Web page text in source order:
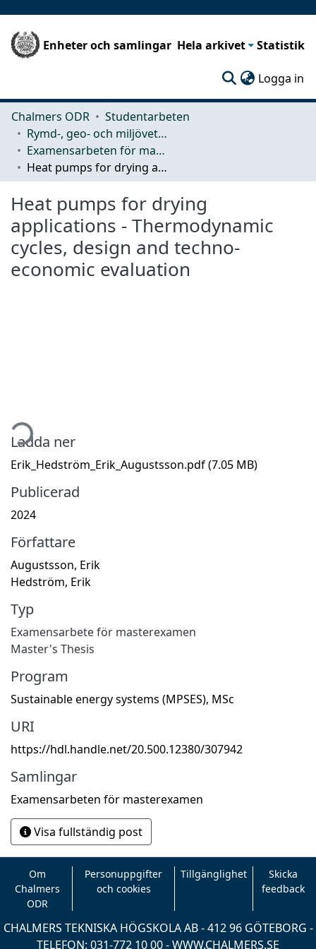
Enheter och samlingar Hela arkivet Statistik
Logga in
Chalmers ODR
Studentarbeten
Rymd-, geo- och miljövetenskap (SEE)
Examensarbeten för masterexamen
Heat pumps for drying applications - Thermodynamic cycles, design and techno-economic evaluation
Heat pumps for drying
applications - Thermodynamic
cycles, design and techno-
economic evaluation
Ladda ner
Erik_Hedström_Erik_Augustsson.pdf(7.05 MB)
Publicerad
2024
Författare
Augustsson, Erik
Hedström, Erik
Typ
Examensarbete för masterexamen
Master's Thesis
Program
Sustainable energy systems (MPSES), MSc
URI
https://hdl.handle.net/20.500.12380/307942
Samlingar
Examensarbeten för masterexamen
Visa fullständig post
Om
Chalmers
ODR
Personuppgifter
och cookies
Tillgänglighet
Skicka
feedback
CHALMERS TEKNISKA HÖGSKOLA AB - 412 96 GÖTEBORG -
TELEFON: 031-772 10 00 -WWW.CHALMERS.SE